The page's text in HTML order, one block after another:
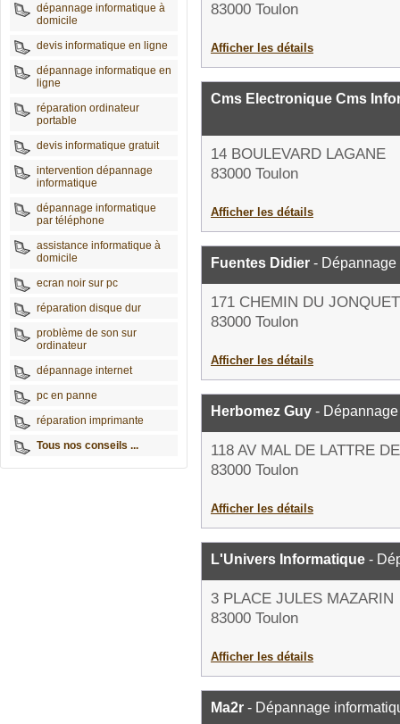
dépannage informatique à
domicile
devis informatique en ligne
dépannage informatique en
ligne
réparation ordinateur
portable
devis informatique gratuit
intervention dépannage
informatique
dépannage informatique
par téléphone
assistance informatique à
domicile
ecran noir sur pc
réparation disque dur
problème de son sur
ordinateur
dépannage internet
pc en panne
réparation imprimante
Tous nos conseils ...
83000 Toulon
Afficher les détails
Cms Electronique Cms
14 BOULEVARD LAGANE
83000 Toulon
Afficher les détails
Fuentes Didier -
171 CHEMIN DU JONQUET
83000 Toulon
Afficher les détails
Herbomez Guy -
118 AV MAL DE LATTRE
83000 Toulon
Afficher les détails
L'Univers Informatique -
3 PLACE JULES MAZARIN
83000 Toulon
Afficher les détails
Ma2r - Dépannage